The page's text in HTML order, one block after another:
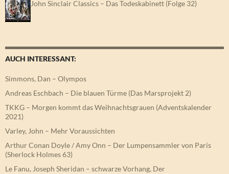
John Sinclair Classics – Das Todeskabinett (Folge 32)
AUCH INTERESSANT:
Simmons, Dan – Olympos
Andreas Eschbach – Die blauen Türme (Das Marsprojekt 2)
TKKG – Morgen kommt das Weihnachtsgrauen (Adventskalender
2021)
Varley, John – Mehr Voraussichten
Arthur Conan Doyle / Amy Onn – Der Lumpensammler von Paris
(Sherlock Holmes 63)
Le Fanu, Joseph Sheridan – schwarze Vorhang, Der